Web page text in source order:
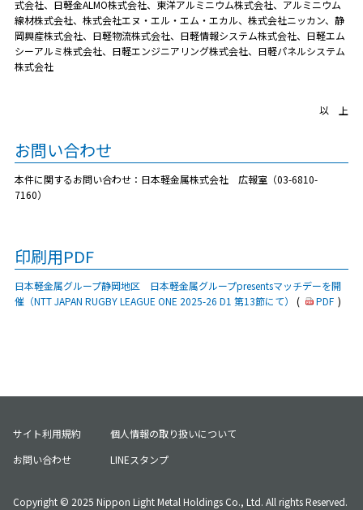
式会社、日軽金ALMO株式会社、東洋アルミニウム株式会社、アルミニウム
線材株式会社、株式会社エヌ・エル・エム・エカル、株式会社ニッカン、静
岡興産株式会社、日軽物流株式会社、日軽情報システム株式会社、日軽エム
シーアルミ株式会社、日軽エンジニアリング株式会社、日軽パネルシステム
株式会社
以 上
お問い合わせ
本件に関するお問い合わせ：日本軽金属株式会社 広報室（03-6810-
7160）
印刷用PDF
日本軽金属グループ静岡地区 日本軽金属グループpresentsマッチデーを開
催（NTT JAPAN RUGBY LEAGUE ONE 2025-26 D1 第13節にて）
( PDF )
サイト利用規約
個人情報の取り扱いについて
お問い合わせ
LINEスタンプ
Copyright © 2025 Nippon Light Metal Holdings Co., Ltd. All rights Reserved.